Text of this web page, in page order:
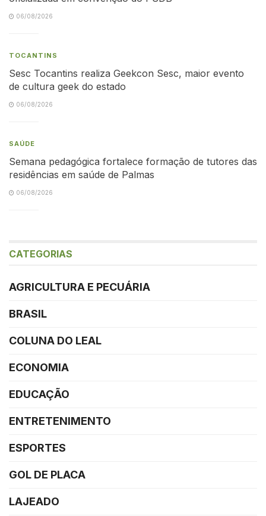
06/08/2026
TOCANTINS
Sesc Tocantins realiza Geekcon Sesc, maior evento
de cultura geek do estado
06/08/2026
SAÚDE
Semana pedagógica fortalece formação de tutores das
residências em saúde de Palmas
06/08/2026
CATEGORIAS
AGRICULTURA E PECUÁRIA
BRASIL
COLUNA DO LEAL
ECONOMIA
EDUCAÇÃO
ENTRETENIMENTO
ESPORTES
GOL DE PLACA
LAJEADO